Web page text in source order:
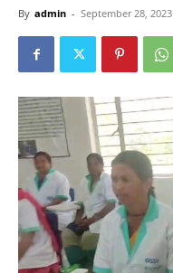
By admin - September 28, 2023